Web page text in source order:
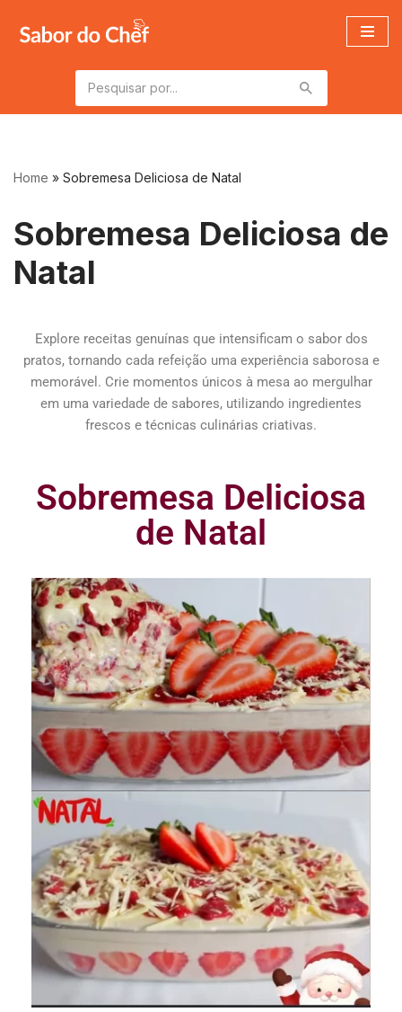
Pular
conteúdo
Home » Sobremesa Deliciosa de Natal
Sobremesa Deliciosa de
Natal
Explore receitas genuínas que intensificam o sabor dos
pratos, tornando cada refeição uma experiência saborosa e
memorável. Crie momentos únicos à mesa ao mergulhar
em uma variedade de sabores, utilizando ingredientes
frescos e técnicas culinárias criativas.
Sobremesa Deliciosa
de Natal